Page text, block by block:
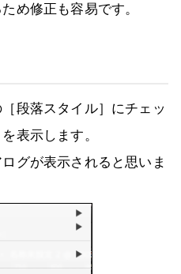
め修正も容易です。
段落スタイル］にチェッ
表示します。
グが表示されると思いま